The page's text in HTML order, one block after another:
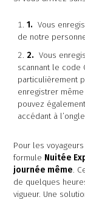
CAMPING UNION
/POURVOIRIE
Vous
de notre
Vous
scannant le code
particulièrement
enregistrer
pouvez
accédant à
Pour les
formule Nuitée
journée même.
de quelques
vigueur. Une